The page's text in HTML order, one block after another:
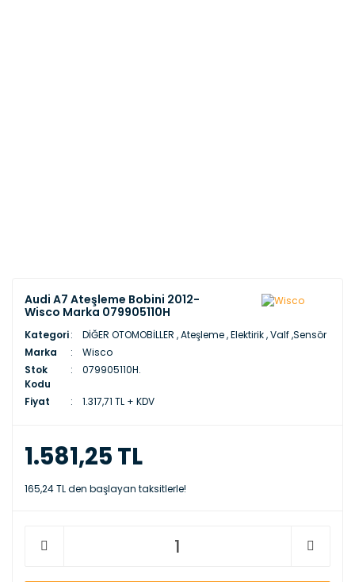
Audi A7 Ateşleme Bobini 2012-
Wisco Marka 079905110H
Kategori DİĞER OTOMOBİLLER ,Ateşleme , Elektirik , Valf ,Sensör
Marka
Wisco
Stok
Kodu
079905110H.
Fiyat 1.317,71 TL + KDV
1.581,25 TL
165,24 TL den başlayan taksitlerle!